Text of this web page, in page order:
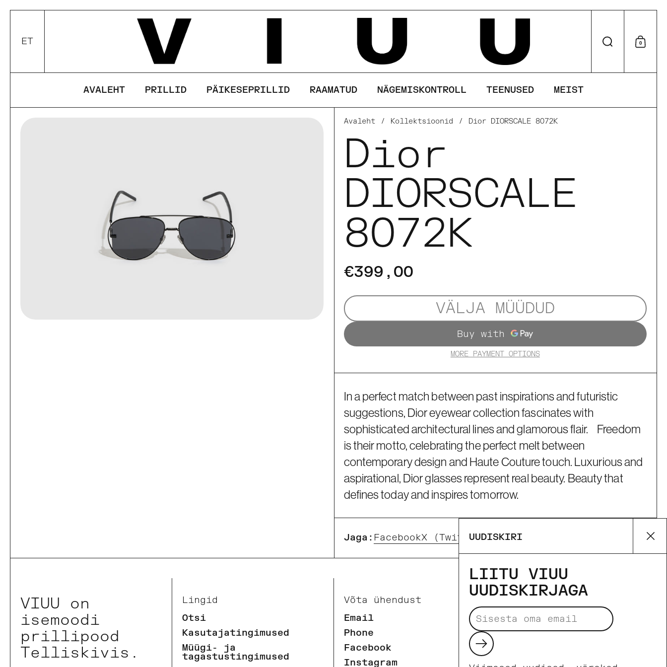
ETValui keel / valuuta Otsi 0
AVALEHT PRILLID PÄIKESEPRILLID RAAMATUD NÄGEMISKONTROLL TEENUSED MEIST
Avaleht / Kollektsioonid / Dior DIORSCALE 8072K
Dior
DIORSCALE
8072K
€399,00
VÄLJA MÜÜDUD
MORE PAYMENT OPTIONS
In a perfect match between past inspirations and futuristic
suggestions, Dior eyewear collection fascinates with
sophisticated architectural lines and glamorous flair. Freedom
is their motto, celebrating the perfect melt between
contemporary design and Haute Couture touch. Luxurious and
aspirational, Dior glasses represent real beauty. Beauty that
defines today and inspires tomorrow.
Jaga: FacebookX (Twitter)Pinterest
VIUU on
isemoodi
prillipood
Telliskivis.
Lingid
Otsi
Kasutajatingimused
Müügi- ja
tagastustingimused
Võta ühendust
Email
Phone
Facebook
Instagram
UUDISKIRI
LIITU VIUU
UUDISKIRJAGA
Saada
KEELDU